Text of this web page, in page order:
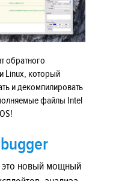
обратного
Linux, который
и декомпилировать
файлы Intel
это новый мощный